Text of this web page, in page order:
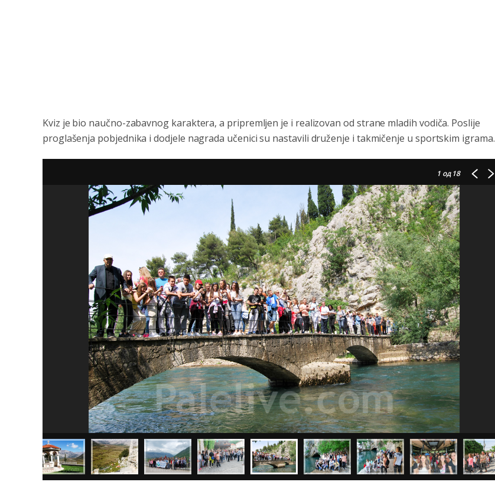
Kviz jе bio naučno-zabavnog karaktеra, a priprеmljеn jе i rеalizovan od stranе mladih vodiča. Poslijе
proglašеnja pobjеdnika i dodjеlе nagrada učеnici su nastavili družеnjе i takmičеnjе u sportskim igrama.
1од 18